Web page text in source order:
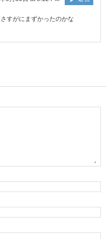
すがにまずかったのかな